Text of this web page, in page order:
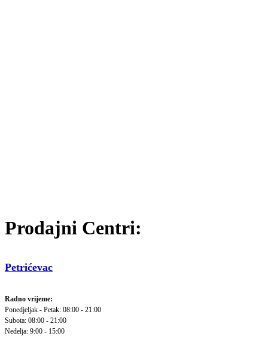
Prodajni Centri:
Petrićevac
Radno vrijeme:
Ponedjeljak - Petak: 08:00 - 21:00
Subota: 08:00 - 21:00
Nedelja: 9:00 - 15:00